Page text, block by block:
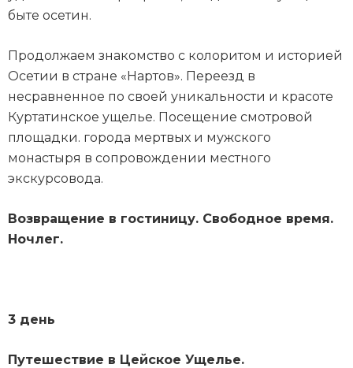
быте осетин.
Продолжаем знакомство с колоритом и историей
Осетии в стране «Нартов». Переезд в
несравненное по своей уникальности и красоте
Куртатинское ущелье. Посещение смотровой
площадки. города мертвых и мужского
монастыря в сопровождении местного
экскурсовода.
Возвращение в гостиницу. Свободное время.
Ночлег.
3 день
Путешествие в Цейское Ущелье.